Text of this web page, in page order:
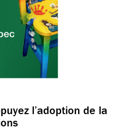
l’adoption de la